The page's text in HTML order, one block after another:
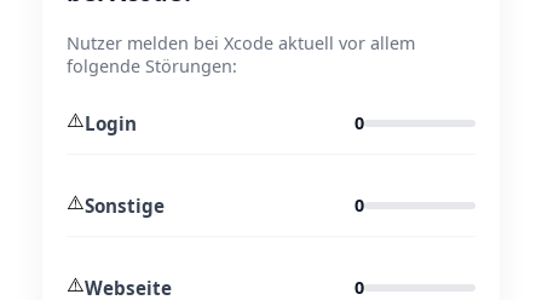
Nutzer melden bei Xcode aktuell vor allem
folgende Störungen:
⚠️Login 0
⚠️Sonstige 0
⚠️Webseite 0